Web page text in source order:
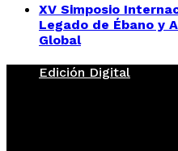
XV Simposio
Legado de Ébano y
Global
Edición Digital